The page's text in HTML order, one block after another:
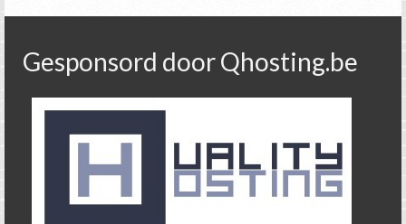
Gesponsord door Qhosting.be